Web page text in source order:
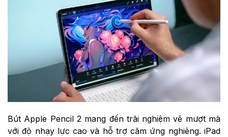
Bút Apple Pencil 2 mang đến trải nghiệm vẽ mượt mà
với độ nhạy lực cao và hỗ trợ cảm ứng nghiêng. iPad